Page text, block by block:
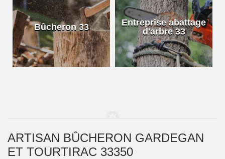
Bûcheron 33
Entreprise abattage
d'arbre 33
ARTISAN BÛCHERON GARDEGAN
ET TOURTIRAC 33350